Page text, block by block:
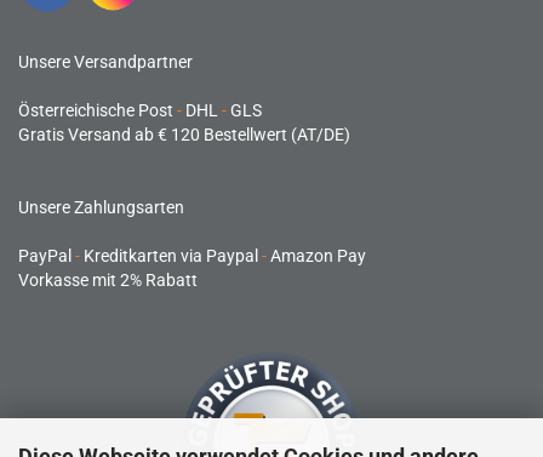
Unsere Versandpartner
Österreichische Post - DHL -GLS
Gratis Versand ab € 120 Bestellwert (AT/DE)
Unsere Zahlungsarten
PayPal - Kreditkarten via Paypal -Amazon Pay
Vorkasse mit 2% Rabatt